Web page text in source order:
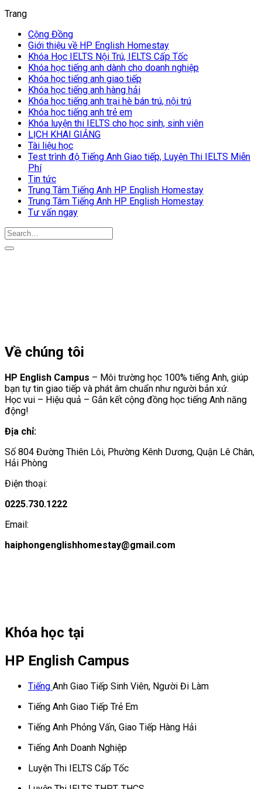
Trang
Cộng Đồng
Giới thiệu về HP English Homestay
Khóa Học IELTS Nội Trú, IELTS Cấp Tốc
Khóa học tiếng anh dành cho doanh nghiệp
Khóa học tiếng anh giao tiếp
Khóa học tiếng anh hàng hải
Khóa học tiếng anh trại hè bán trú, nội trú
Khóa học tiếng anh trẻ em
Khóa luyện thi IELTS cho học sinh, sinh viên
LỊCH KHAI GIẢNG
Tài liệu học
Test trình độ Tiếng Anh Giao tiếp, Luyện Thi IELTS Miễn
Phí
Tin tức
Trung Tâm Tiếng Anh HP English Homestay
Trung Tâm Tiếng Anh HP English Homestay
Tư vấn ngay
Về chúng tôi
HP English Campus – Môi trường học 100% tiếng Anh, giúp
bạn tự tin giao tiếp và phát âm chuẩn như người bản xứ.
Học vui – Hiệu quả – Gắn kết cộng đồng học tiếng Anh năng
động!
Địa chỉ:
Số 804 Đường Thiên Lôi, Phường Kênh Dương, Quận Lê Chân,
Hải Phòng
Điện thoại:
0225.730.1222
Email:
haiphongenglishhomestay@gmail.com
Khóa học tại
HP English Campus
Tiếng Anh Giao Tiếp Sinh Viên, Người Đi Làm
Tiếng Anh Giao Tiếp Trẻ Em
Tiếng Anh Phỏng Vấn, Giao Tiếp Hàng Hải
Tiếng Anh Doanh Nghiệp
Luyện Thi IELTS Cấp Tốc